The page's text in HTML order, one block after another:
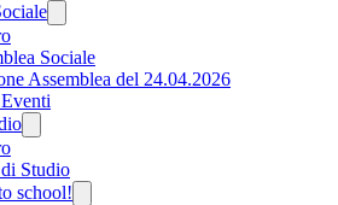
Sociale
Assemblea del 24.04.2026
Studio
school!